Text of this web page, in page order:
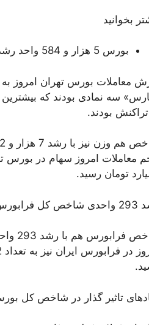
بخوانید
بورس 5 هزار و 584 واحد رشد کرد
سه نمادی بودند که
بودند.
تومان رسید.
فرابورس
تاثیر گذار در شاخص کل